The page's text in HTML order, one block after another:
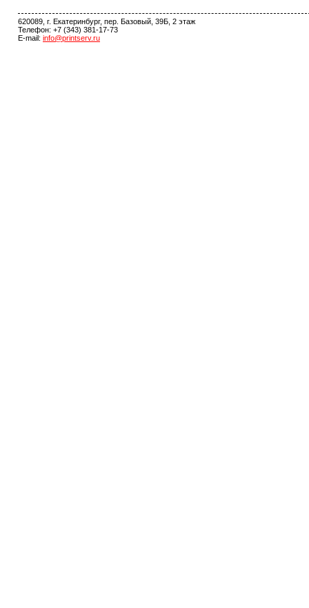
620089, г. Екатеринбург, пер. Базовый, 39Б, 2 этаж
Телефон: +7 (343) 381-17-73
E-mail: info@printserv.ru